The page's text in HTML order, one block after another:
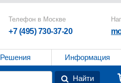
Телефон в Москве
+7 (495) 730-37-20
Решения Информация
Найти